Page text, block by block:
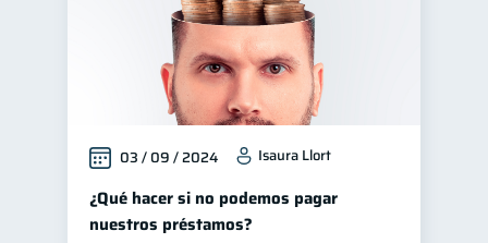
03 / 09 / 2024 Isaura Llort
¿Qué hacer si no podemos pagar
nuestros préstamos?